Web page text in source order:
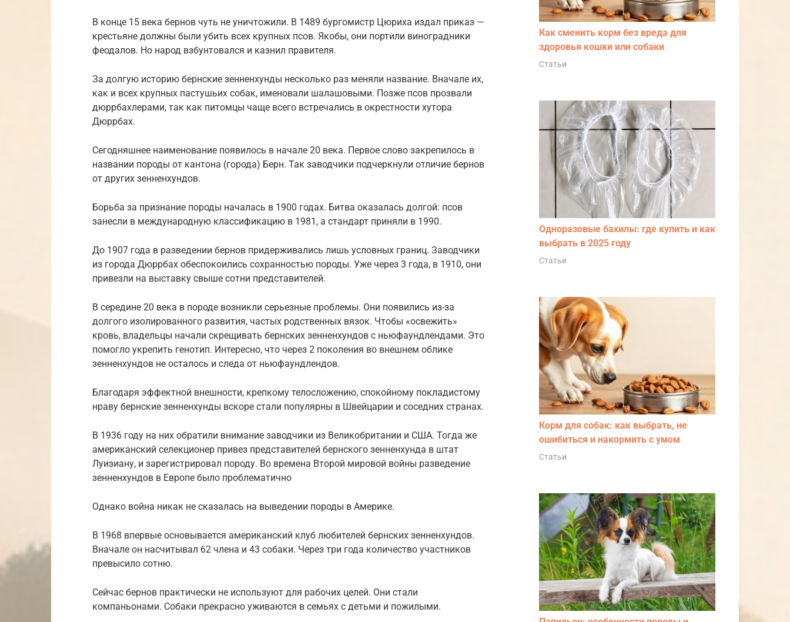
В конце 15 века бернов чуть не уничтожили. В 1489 бургомистр Цюриха издал приказ —
крестьяне должны были убить всех крупных псов. Якобы, они портили виноградники
феодалов. Но народ взбунтовался и казнил правителя.
За долгую историю бернские зенненхунды несколько раз меняли название. Вначале их,
как и всех крупных пастушьих собак, именовали шалашовыми. Позже псов прозвали
дюррбахлерами, так как питомцы чаще всего встречались в окрестности хутора
Дюррбах.
Сегодняшнее наименование появилось в начале 20 века. Первое слово закрепилось в
названии породы от кантона (города) Берн. Так заводчики подчеркнули отличие бернов
от других зенненхундов.
Борьба за признание породы началась в 1900 годах. Битва оказалась долгой: псов
занесли в международную классификацию в 1981, а стандарт приняли в 1990.
До 1907 года в разведении бернов придерживались лишь условных границ. Заводчики
из города Дюррбах обеспокоились сохранностью породы. Уже через 3 года, в 1910, они
привезли на выставку свыше сотни представителей.
В середине 20 века в породе возникли серьезные проблемы. Они появились из-за
долгого изолированного развития, частых родственных вязок. Чтобы «освежить»
кровь, владельцы начали скрещивать бернских зенненхундов с ньюфаундлендами. Это
помогло укрепить генотип. Интересно, что через 2 поколения во внешнем облике
зенненхундов не осталось и следа от ньюфаундлендов.
Благодаря эффектной внешности, крепкому телосложению, спокойному покладистому
нраву бернские зенненхунды вскоре стали популярны в Швейцарии и соседних странах.
В 1936 году на них обратили внимание заводчики из Великобритании и США. Тогда же
американский селекционер привез представителей бернского зенненхунда в штат
Луизиану, и зарегистрировал породу. Во времена Второй мировой войны разведение
зенненхундов в Европе было проблематично
Однако война никак не сказалась на выведении породы в Америке.
В 1968 впервые основывается американский клуб любителей бернских зенненхундов.
Вначале он насчитывал 62 члена и 43 собаки. Через три года количество участников
превысило сотню.
Сейчас бернов практически не используют для рабочих целей. Они стали
компаньонами. Собаки прекрасно уживаются в семьях с детьми и пожилыми.
Как сменить корм без вреда для
здоровья кошки или собаки
Статьи
Одноразовые бахилы: где купить и как
выбрать в 2025 году
Статьи
Корм для собак: как выбрать, не
ошибиться и накормить с умом
Статьи